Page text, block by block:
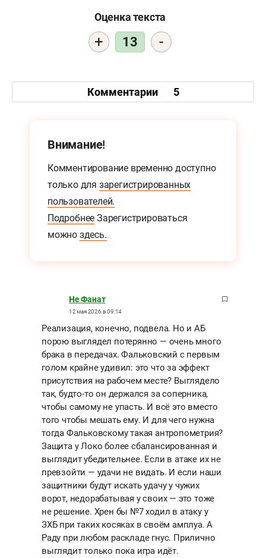
Оценка текста
+ 13 -
Комментарии 5
Внимание!
Комментирование временно доступно
только для зарегистрированных
пользователей.
Подробнее Зарегистрироваться
можно здесь.
Не Фанат
12 мая 2026 в 09:14
Реализация, конечно, подвела. Но и АБ
порою выглядел потерянно — очень много
брака в передачах. Фальковский с первым
голом крайне удивил: это что за эффект
присутствия на рабочем месте? Выглядело
так, будто-то он держался за соперника,
чтобы самому не упасть. И всё это вместо
того чтобы мешать ему. И для чего нужна
тогда Фальковскому такая антропометрия?
Защита у Локо более сбалансированная и
выглядит убедительнее. Если в атаке их не
превзойти — удачи не видать. И если наши
защитники будут искать удачу у чужих
ворот, недорабатывая у своих — это тоже
не решение. Хрен бы №7 ходил в атаку у
ЗХБ при таких косяках в своём амплуа. А
Раду при любом раскладе гнус. Прилично
выглядит только пока игра идёт.